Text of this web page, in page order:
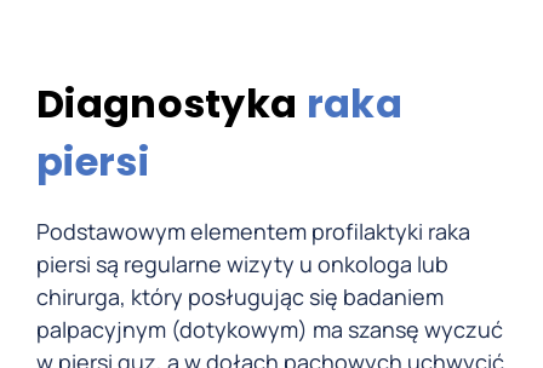
Diagnostyka raka
piersi
Podstawowym elementem profilaktyki raka
piersi są regularne wizyty u onkologa lub
chirurga, który posługując się badaniem
palpacyjnym (dotykowym) ma szansę wyczuć
w piersi guz, a w dołach pachowych uchwycić